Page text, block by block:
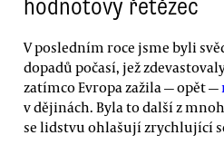
hodnotový řetězec
V posledním roce jsme byli
dopadů počasí, jež
zatímco Evropa zažila — opět —
v dějinách. Byla to další z
se lidstvu ohlašují zrychlující